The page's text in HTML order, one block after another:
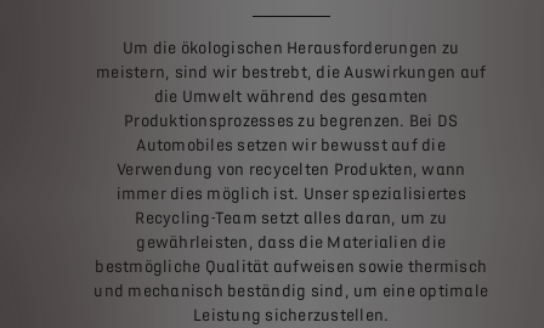
Um die ökologischen Herausforderungen zu
meistern, sind wir bestrebt, die Auswirkungen auf
die Umwelt während des gesamten
Produktionsprozesses zu begrenzen. Bei DS
Automobiles setzen wir bewusst auf die
Verwendung von recycelten Produkten, wann
immer dies möglich ist. Unser spezialisiertes
Recycling-Team setzt alles daran, um zu
gewährleisten, dass die Materialien die
bestmögliche Qualität aufweisen sowie thermisch
und mechanisch beständig sind, um eine optimale
Leistung sicherzustellen.